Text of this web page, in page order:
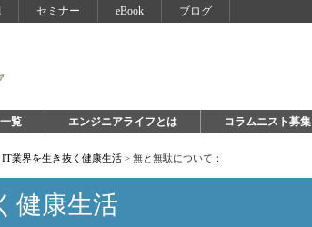
セミナー eBook ブログ
覧 エンジニアライフとは コラムニスト募集
IT業界を生き抜く健康生活 > 無と無駄について：
健康生活